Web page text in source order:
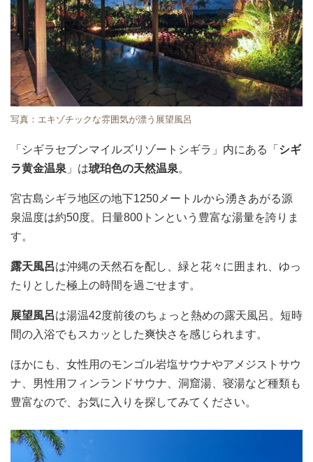
写真：エキゾチックな雰囲気が漂う展望風呂
「シギラセブンマイルズリゾートシギラ」内にある「 シギ
ラ黄金温泉 」は琥珀色の天然温泉。
宮古島シギラ地区の地下1250メートルから湧きあがる源
泉温度は約50度。日量800トンという豊富な湯量を誇りま
す。
露天風呂は沖縄の天然石を配し、緑と花々に囲まれ、ゆっ
たりとした極上の時間を過ごせます。
展望風呂は湯温42度前後のちょっと熱めの露天風呂。短時
間の入浴でもスカッとした爽快さを感じられます。
ほかにも、女性用のモンゴル岩塩サウナやアメジストサウ
ナ、男性用フィンランドサウナ、洞窟湯、寝湯など種類も
豊富なので、お気に入りを探してみてください。